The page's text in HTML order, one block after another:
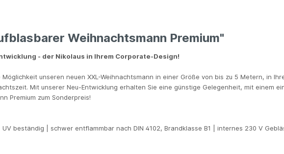
Weihnachtsmann Premium"
- der Nikolaus in Ihrem Corporate-Design!
unseren neuen XXL-Weihnachtsmann in einer Größe von bis zu 5 Metern, in
Mit unserer Neu-Entwicklung erhalten Sie eine günstige Gelegenheit, mit einem
Premium zum Sonderpreis!
beständig | schwer entflammbar nach DIN 4102, Brandklasse B1 | internes 230 V